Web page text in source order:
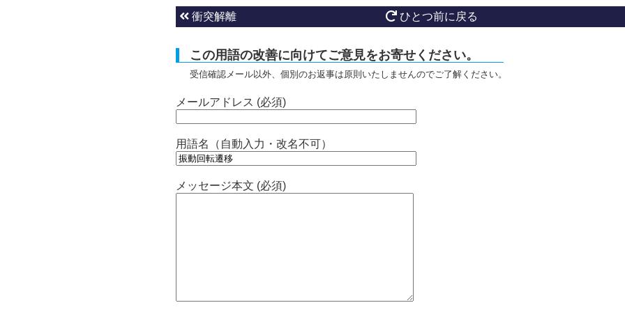
衝突解離 ひとつ前に戻る
この用語の改善に向けてご意見をお寄せください。
受信確認メール以外、個別のお返事は原則いたしませんのでご了解ください。
メールアドレス (必須)
用語名（自動入力・改名不可）
メッセージ本文 (必須)